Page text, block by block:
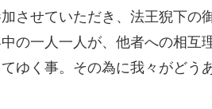
させていただき、法王猊下の
の一人一人が、他者への相互
ゆく事。その為に我々がどう